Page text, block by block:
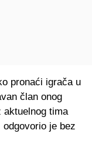
pronaći igrača u
član onog
aktuelnog tima
je bez